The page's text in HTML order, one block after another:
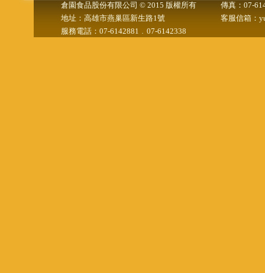
倉園食品股份有限公司 © 2015 版權所有
傳真：07-
地址：高雄市燕巢區新生路1號
客服信箱：
服務電話：07-6142881﹒07-6142338